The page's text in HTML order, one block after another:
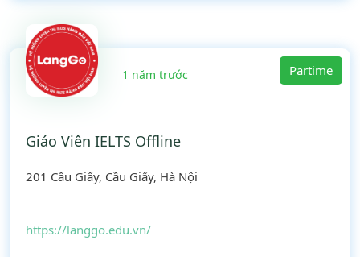
1 năm trước Partime
Giáo Viên IELTS Offline
201 Cầu Giấy, Cầu Giấy, Hà Nội
https://langgo.edu.vn/